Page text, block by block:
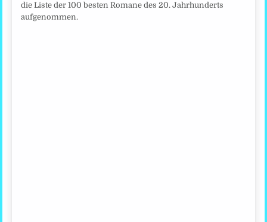
die Liste der 100 besten Romane des 20. Jahrhunderts
aufgenommen.